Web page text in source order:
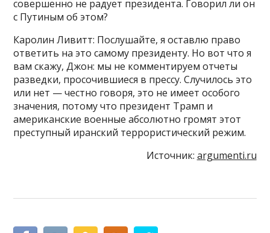
совершенно не радует президента. Говорил ли он
с Путиным об этом?
Каролин Ливитт: Послушайте, я оставлю право
ответить на это самому президенту. Но вот что я
вам скажу, Джон: мы не комментируем отчеты
разведки, просочившиеся в прессу. Случилось это
или нет — честно говоря, это не имеет особого
значения, потому что президент Трамп и
американские военные абсолютно громят этот
преступный иранский террористический режим.
Источник: argumenti.ru